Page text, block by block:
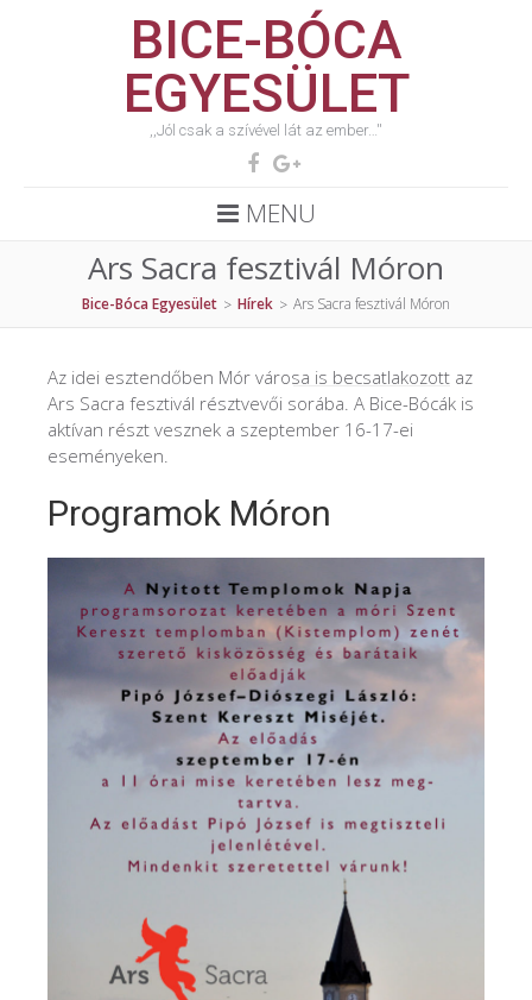
BICE-BÓCA
EGYESÜLET
,,Jól csak a szívével lát az ember…''
MENU
Ars Sacra fesztivál Móron
Bice-Bóca Egyesület > Hírek > Ars Sacra fesztivál Móron
Az idei esztendőben Mór városa is becsatlakozott az
Ars Sacra fesztivál résztvevői sorába. A Bice-Bócák is
aktívan részt vesznek a szeptember 16-17-ei
eseményeken.
Programok Móron